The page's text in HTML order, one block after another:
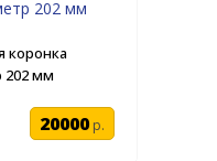
коронка
202 мм
20000р.